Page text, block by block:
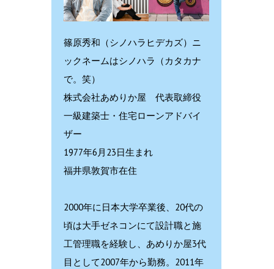
篠原秀和（シノハラヒデカズ）ニ
ックネームはシノハラ（カタカナ
で。笑）
株式会社あめりか屋 代表取締役
一級建築士・住宅ローンアドバイ
ザー
1977年6月23日生まれ
福井県敦賀市在住
2000年に日本大学卒業後、20代の
頃は大手ゼネコンにて設計職と施
工管理職を経験し、あめりか屋3代
目として2007年から勤務。2011年